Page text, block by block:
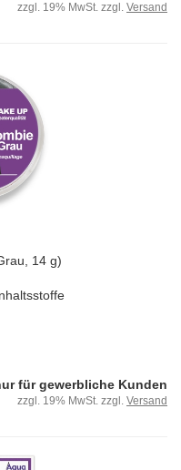
zzgl. 19% MwSt. zzgl. Versand
14 g)
für gewerbliche Kunden
zzgl. 19% MwSt. zzgl. Versand